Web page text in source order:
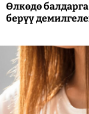
Өлкөдө
берүү